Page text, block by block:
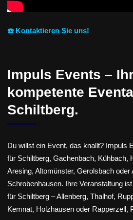
☎️ Kontaktieren Sie uns!
Impuls Events –
kompetente
Schiltberg.
Du willst ein Event, das knallt? Impuls
für Schiltberg, Gachenbach, Kühbach,
Aresing, Altomünster, Gerolsbach oder
Schrobenhausen. Ihre Veranstaltung
für Schiltberg – Allenberg, Thalhof,
Kemnat, Holzhausen oder Rapperzell,